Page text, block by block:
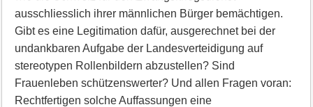
ausschliesslich ihrer männlichen Bürger bemächtigen.
Gibt es eine Legitimation dafür, ausgerechnet bei der
undankbaren Aufgabe der Landesverteidigung auf
stereotypen Rollenbildern abzustellen? Sind
Frauenleben schützenswerter? Und allen Fragen voran:
Rechtfertigen solche Auffassungen eine